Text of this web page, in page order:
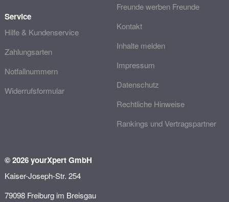
Service
Hilfe & Kundenservice
Zahlungsarten
Notfallnummern
Widerrufsformular
Freunde werben Freunde
Kontakt
Inhalte melden
Impressum
Datenschutz
Rechtliche Hinweise
Rankings und Vertragspartner
© 2026 yourXpert GmbH
Kaiser-Joseph-Str. 254
79098 Freiburg im Breisgau